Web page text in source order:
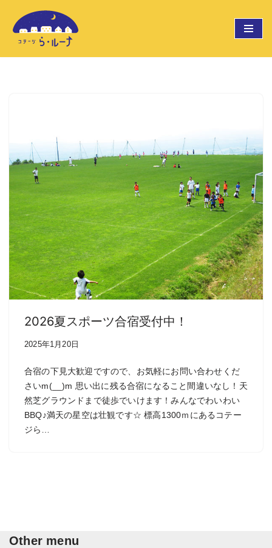
コ
プ
2026夏スポーツ合宿受付中！
2025年1月20日
合宿の下見大歓迎ですので、お気軽にお問い合わせくだ
さいm(__)m 思い出に残る合宿になること間違いなし！天
然芝グラウンドまで徒歩でいけます！みんなでわいわい
BBQ♪満天の星空は壮観です☆ 標高1300ｍにあるコテー
ジら…
Other menu